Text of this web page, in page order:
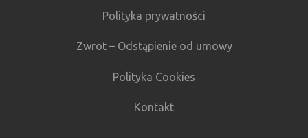
Polityka prywatności
Zwrot – Odstąpienie od umowy
Polityka Cookies
Kontakt